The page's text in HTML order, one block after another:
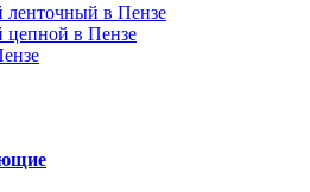
ленточный в Пензе
цепной в Пензе